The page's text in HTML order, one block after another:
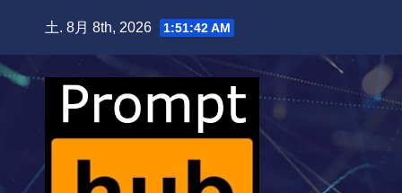
content
土. 8月 8th, 2026 1:51:43 AM